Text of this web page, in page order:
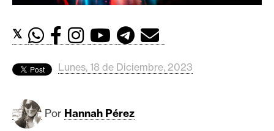
a
o
i
𝕏
Lunes, 18 de Diciembre, 2023
Por Hannah Pérez